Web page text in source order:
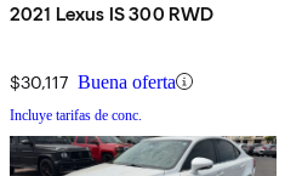
2021 Lexus IS 300 RWD
$30,117 Buena oferta
Incluye tarifas de conc.